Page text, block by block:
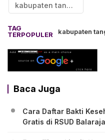
kabupaten tangerang
TAG
TERPOPULER
kabupaten
Baca Juga
Cara Daftar Bakti
Gratis di RSUD